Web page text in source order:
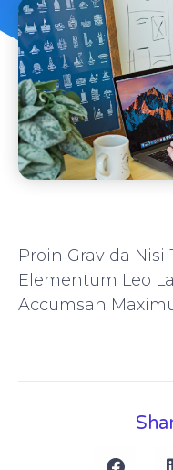
Proin Gravida Nisi
Elementum Leo
Accumsan